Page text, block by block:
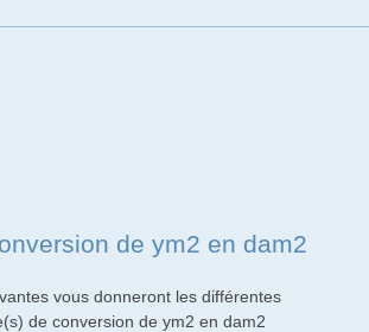
de ym2 en dam2
vous donneront les différentes
de conversion de ym2 en dam2